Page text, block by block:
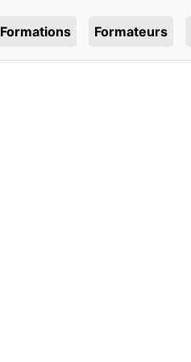
Formations Formateurs